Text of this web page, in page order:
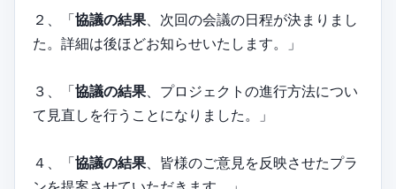
２、「協議の結果 、次回の会議の日程が決まりまし
た。詳細は後ほどお知らせいたします。」
３、「協議の結果 、プロジェクトの進行方法につい
て見直しを行うことになりました。」
４、「協議の結果 、皆様のご意見を反映させたプラ